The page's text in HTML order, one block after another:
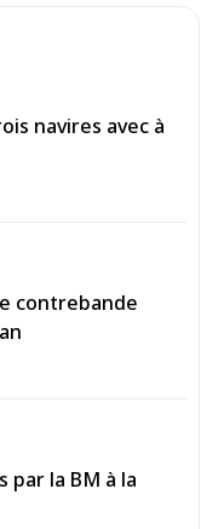
navires avec à
contrebande
par la BM à la